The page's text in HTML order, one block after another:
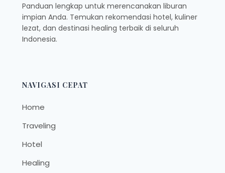
Panduan lengkap untuk merencanakan liburan
impian Anda. Temukan rekomendasi hotel, kuliner
lezat, dan destinasi healing terbaik di seluruh
Indonesia.
NAVIGASI CEPAT
Home
Traveling
Hotel
Healing